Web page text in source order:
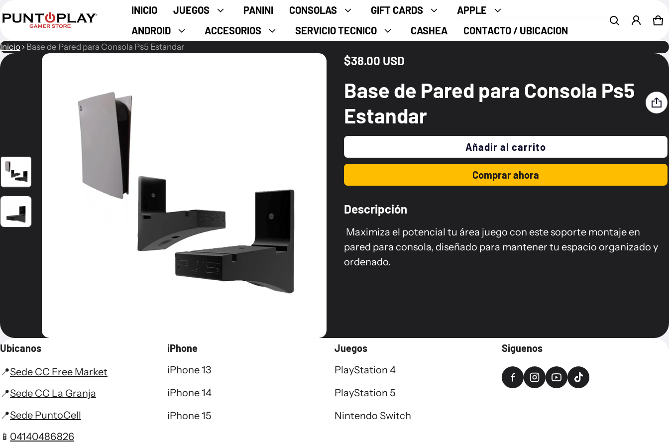
INICIO
JUEGOS PANINI CONSOLAS GIFT CARDS
APPLE
ANDROID
ACCESORIOS SERVICIO TECNICO CASHEA CONTACTO / UBICACION 0
Producto añadido al carrito
Acepto los
Inicio Base de Pared para Consola Ps5 Estandar
del producto
Precio normal
$38.00 USD
Base de Pared para Consola Ps5
Estandar
Añadir al carrito
Comprar ahora
Descripción
Maximiza el potencial tu área juego con este soporte montaje en
pared para consola, diseñado para mantener tu espacio organizado y
ordenado.
Ubicanos
📍Sede CC Free Market
📍Sede CC La Granja
📍Sede PuntoCell
📱 04140486826
iPhone
iPhone 13
iPhone 14
iPhone 15
Juegos
PlayStation 4
PlayStation 5
Nintendo Switch
Siguenos